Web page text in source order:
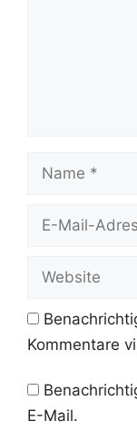
Mail-
Kommentare
E-Mail.